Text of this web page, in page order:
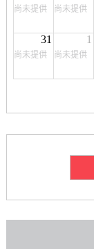
尚未提供 尚未提供
31
尚未提供
1
尚未提供